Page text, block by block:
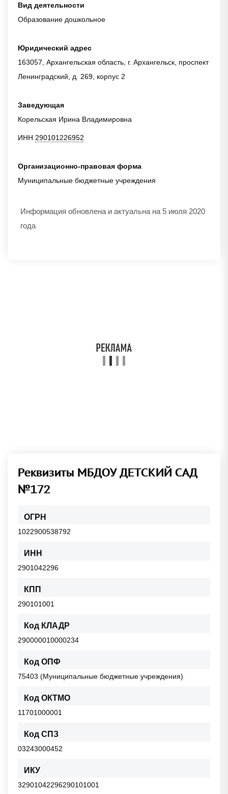
Вид деятельности
Образование дошкольное
Юридический адрес
163057, Архангельская область, г. Архангельск, проспект
Ленинградский, д. 269, корпус 2
Заведующая
Корельская Ирина Владимировна
ИНН 290101226952
Организационно-правовая форма
Муниципальные бюджетные учреждения
Информация обновлена и актуальна на 5 июля 2020
года
Реквизиты МБДОУ ДЕТСКИЙ САД
№172
ОГРН
1022900538792
ИНН
2901042296
КПП
290101001
Код КЛАДР
290000010000234
Код ОПФ
75403 (Муниципальные бюджетные учреждения)
Код ОКТМО
11701000001
Код СПЗ
03243000452
ИКУ
32901042296290101001